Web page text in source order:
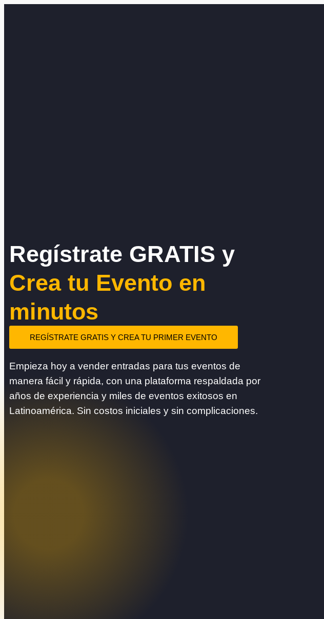
Regístrate GRATIS y
Crea tu Evento en
minutos
REGÍSTRATE GRATIS Y CREA TU PRIMER EVENTO
Empieza hoy a vender entradas para tus eventos de
manera fácil y rápida, con una plataforma respaldada por
años de experiencia y miles de eventos exitosos en
Latinoamérica. Sin costos iniciales y sin complicaciones.